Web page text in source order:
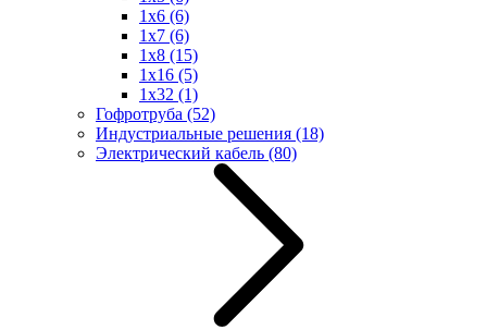
1x6 (6)
1x7 (6)
1x8 (15)
1x16 (5)
1x32 (1)
Гофротруба (52)
Индустриальные решения (18)
Электрический кабель (80)